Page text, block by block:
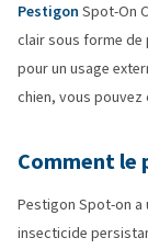
Pestigon Spot-On
clair sous forme de
pour un usage
chien, vous pouvez
Comment le
Pestigon Spot-on a
insecticide